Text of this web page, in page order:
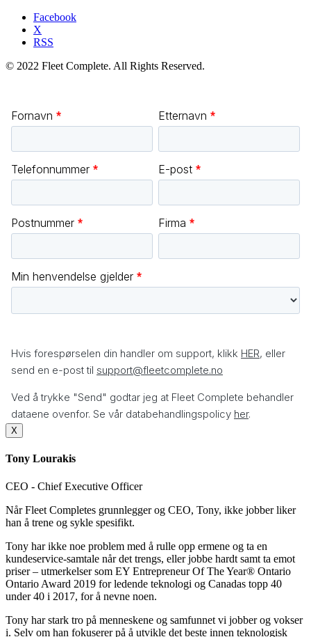
Facebook
X
RSS
© 2022 Fleet Complete. All Rights Reserved.
X
Tony Lourakis
CEO - Chief Executive Officer
Når Fleet Completes grunnlegger og CEO, Tony, ikke jobber liker
han å trene og sykle spesifikt.
Tony har ikke noe problem med å rulle opp ermene og ta en
kundeservice-samtale når det trengs, eller jobbe hardt samt ta emot
priser – utmerkelser som EY Entrepreneur Of The Year® Ontario
Ontario Award 2019 for ledende teknologi og Canadas topp 40
under 40 i 2017, for å nevne noen.
Tony har stark tro på menneskene og samfunnet vi jobber og vokser
i. Selv om han fokuserer på å utvikle det beste innen teknologisk